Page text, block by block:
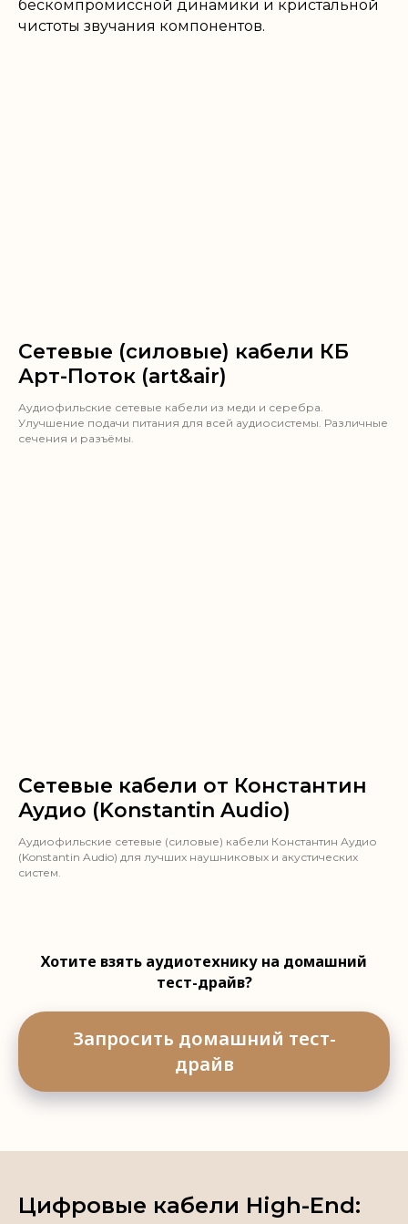
бескомпромиссной динамики и кристальной
чистоты звучания компонентов.
Сетевые (силовые) кабели КБ
Арт-Поток (art&air)
Аудиофильские сетевые кабели из меди и серебра.
Улучшение подачи питания для всей аудиосистемы. Различные
сечения и разъёмы.
Сетевые кабели от Константин
Аудио (Konstantin Audio)
Аудиофильские сетевые (силовые) кабели Константин Аудио
(Konstantin Audio) для лучших наушниковых и акустических
систем.
Хотите взять аудиотехнику на домашний
тест-драйв?
Запросить домашний тест-
драйв
Цифровые кабели High-End: